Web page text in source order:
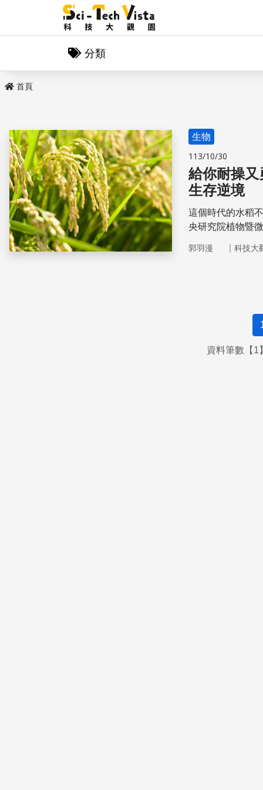
分類
首頁
生物
113/10/30
給你耐操
生存逆境
這個時代的水稻
央研究院植物暨
境呢？哪種方式
郭羽漫 ｜ 科技大
資料筆數【1